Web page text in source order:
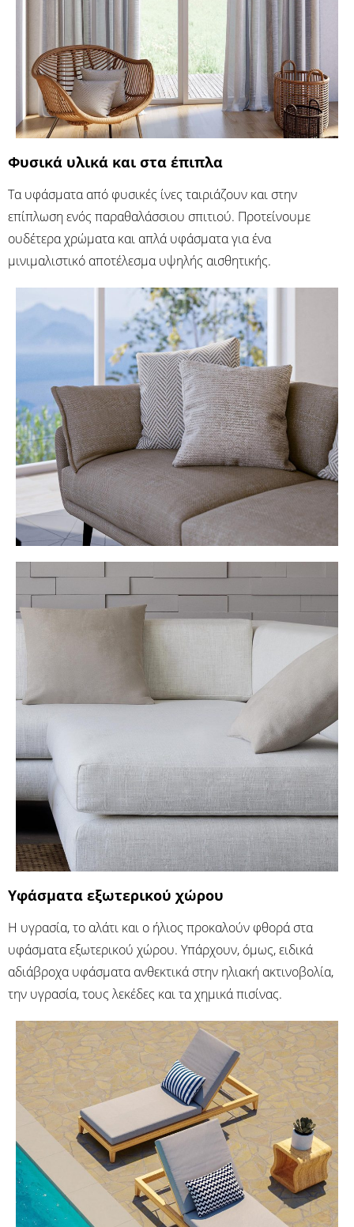
Φυσικά υλικά και στα έπιπλα
Τα υφάσματα από φυσικές ίνες ταιριάζουν και στην
επίπλωση ενός παραθαλάσσιου σπιτιού. Προτείνουμε
ουδέτερα χρώματα και απλά υφάσματα για ένα
μινιμαλιστικό αποτέλεσμα υψηλής αισθητικής.
Υφάσματα εξωτερικού χώρου
Η υγρασία, το αλάτι και ο ήλιος προκαλούν φθορά στα
υφάσματα εξωτερικού χώρου. Υπάρχουν, όμως, ειδικά
αδιάβροχα υφάσματα ανθεκτικά στην ηλιακή ακτινοβολία,
την υγρασία, τους λεκέδες και τα χημικά πισίνας.